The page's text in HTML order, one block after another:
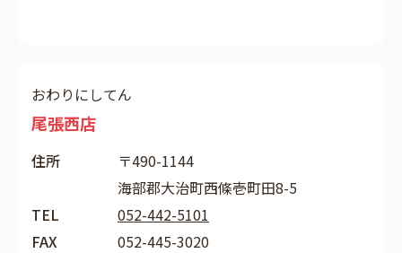
おわりにしてん
尾張西店
住所
〒490-1144
海部郡大治町西條壱町田8-5
TEL
052-442-5101
FAX
052-445-3020